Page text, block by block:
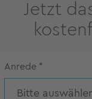
Jetzt
Anrede *
Bitte